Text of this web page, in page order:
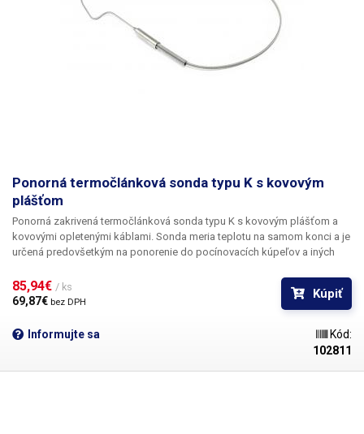
Ponorná termočlánková sonda typu K s kovovým
plášťom
Ponorná zakrivená termočlánková sonda typu K s kovovým plášťom a
kovovými opletenými káblami. Sonda meria teplotu na samom konci a je
určená predovšetkým na ponorenie do pocínovacích kúpeľov a iných
Použitý materiál termočlánku je chróm a hliník (Cr-Al). Môže byť
ponorený do maximálnej hĺbky 6 cm. Záves na konci sondy je navrhnutý
tak, aby sa opieral o okraj nádoby. Káble v opletenej časti merajú
približne 26 cm. Sonda je zároveň náhradným dielom pre smaltovaný
plechový kúpeľ QUICK 100-15S.
85,94€ / ks
69,87€ bez DPH
Kúpiť
Informujte sa
Kód:
102811